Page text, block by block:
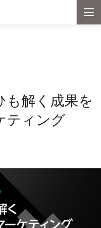
メ
も解く成果を
ティング